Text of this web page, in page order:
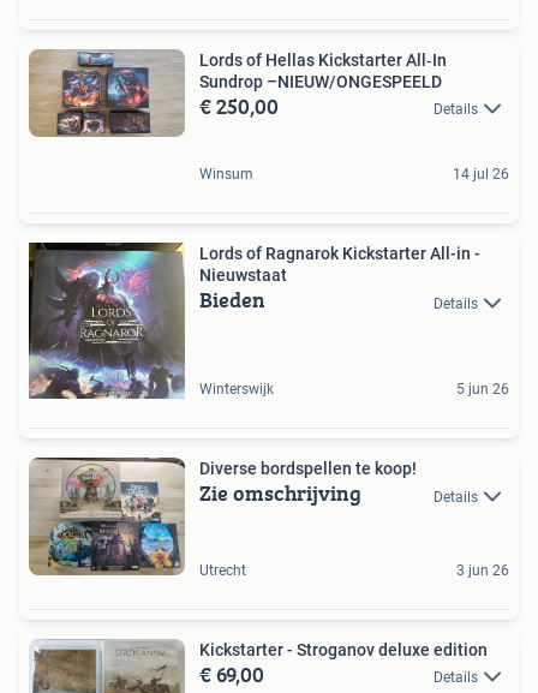
Lords of Hellas Kickstarter All‑In
Sundrop –NIEUW/ONGESPEELD
€ 250,00 Details
Winsum 14 jul 26
Lords of Ragnarok Kickstarter All-in -
Nieuwstaat
Bieden Details
Winterswijk 5 jun 26
Diverse bordspellen te koop!
Zie omschrijving Details
Utrecht 3 jun 26
Kickstarter - Stroganov deluxe edition
€ 69,00 Details